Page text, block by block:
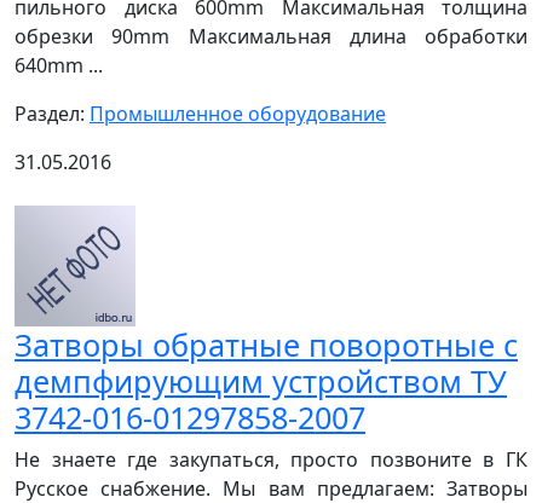
пильного диска 600mm Максимальная толщина
обрезки 90mm Максимальная длина обработки
640mm ...
Раздел: Промышленное оборудование
31.05.2016
Затворы обратные поворотные с
демпфирующим устройством ТУ
3742-016-01297858-2007
Не знаете где закупаться, просто позвоните в ГК
Русское снабжение. Мы вам предлагаем: Затворы